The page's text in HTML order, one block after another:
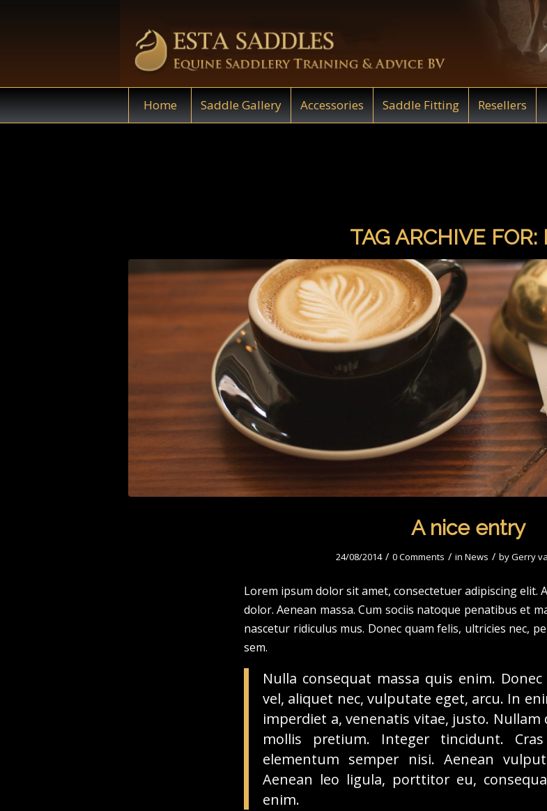
Home Saddle Gallery Accessories Saddle Fitting Resellers
TAG ARCHIVE FOR:
A nice entry
24/08/2014 / 0 Comments / in News / byGerry
Lorem ipsum dolor sit amet, consectetuer adipiscing elit.
dolor. Aenean massa. Cum sociis natoque penatibus et
nascetur ridiculus mus. Donec quam felis, ultricies nec,
sem.
Nulla consequat massa quis enim.
vel, aliquet nec, vulputate eget, arcu. In
imperdiet a, venenatis vitae, justo.
mollis pretium. Integer tincidunt.
elementum semper nisi. Aenean
Aenean leo ligula, porttitor eu,
enim.